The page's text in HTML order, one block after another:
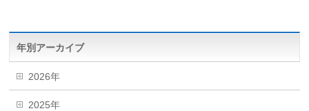
年別アーカイブ
2026年
2025年